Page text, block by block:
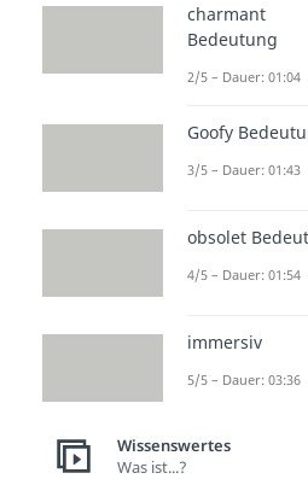
edler
Für
Kreativ
Poster,
ein
charmant
Bedeutung
2/5 – Dauer: 01:04
Goofy
3/5 – Dauer: 01:43
obsolet
4/5 – Dauer: 01:54
immersiv
5/5 – Dauer: 03:36
Wissenswertes
Was ist...?